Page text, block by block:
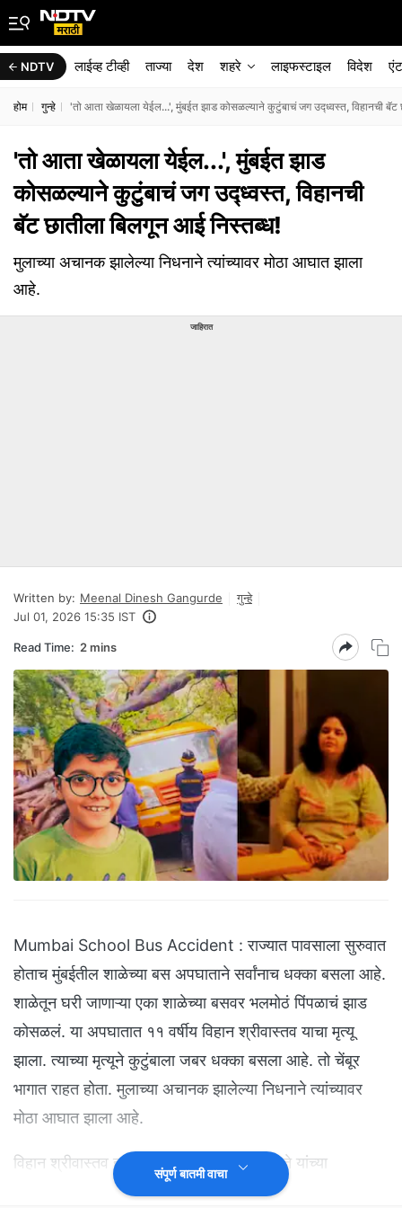
NDTV लाईव्ह टीव्ही ताज्या देश शहरे लाइफस्टाइल विदेश
होम गुन्हे 'तो आता खेळायला येईल...', मुंबईत झाड कोसळल्याने कुटुंबाचं जग उद्ध्वस्त, विहानची बॅट
'तो आता खेळायला येईल...', मुंबईत झाड
कोसळल्याने कुटुंबाचं जग उद्ध्वस्त, विहानची
बॅट छातीला बिलगून आई निस्तब्ध!
मुलाच्या अचानक झालेल्या निधनाने त्यांच्यावर मोठा आघात झाला
आहे.
जाहिरात
Written by: Meenal Dinesh Gangurde
गुन्हे
Jul 01, 2026 15:35 IST
Read Time: 2 mins
Mumbai School Bus Accident : राज्यात पावसाला सुरुवात
होताच मुंबईतील शाळेच्या बस अपघाताने सर्वांनाच धक्का बसला आहे.
शाळेतून घरी जाणाऱ्या एका शाळेच्या बसवर भलमोठं पिंपळाचं झाड
कोसळलं. या अपघातात ११ वर्षीय विहान श्रीवास्तव याचा मृत्यू
झाला. त्याच्या मृत्यूने कुटुंबाला जबर धक्का बसला आहे. तो चेंबूर
भागात राहत होता. मुलाच्या अचानक झालेल्या निधनाने त्यांच्यावर
मोठा आघात झाला आहे.
विहान श्रीवास्तव हा विद्यार्थी आमदार तुकाराम काते यांच्या
सोसायटीत राहत होता. पालिकेच्या गैरकारभारामुळे हा प्रकार
संपूर्ण बातमी वाचा